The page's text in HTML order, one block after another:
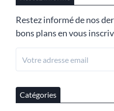
Restez informé de nos
bons plans en vous
Catégories